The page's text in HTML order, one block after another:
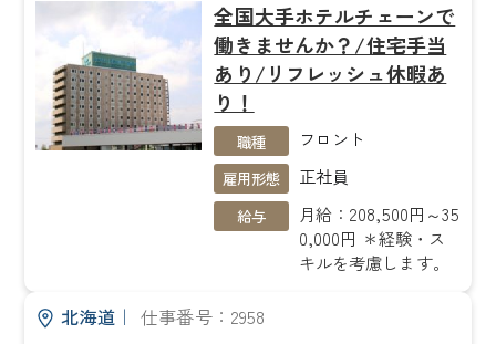
全国大手ホテルチェーンで
働きませんか？/住宅手当
あり/リフレッシュ休暇あ
り！
職種 フロント
雇用形態 正社員
給与
月給：208,500円～35
0,000円 ＊経験・ス
キルを考慮します。
北海道｜ 仕事番号：2958